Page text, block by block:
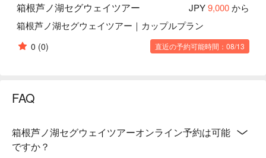
箱根芦ノ湖セグウェイツアー JPY9,000から
箱根芦ノ湖セグウェイツアー｜カップルプラン
0 (0) 直近の予約可能時間：08/13
FAQ
箱根芦ノ湖セグウェイツアーオンライン予約は可能
ですか？